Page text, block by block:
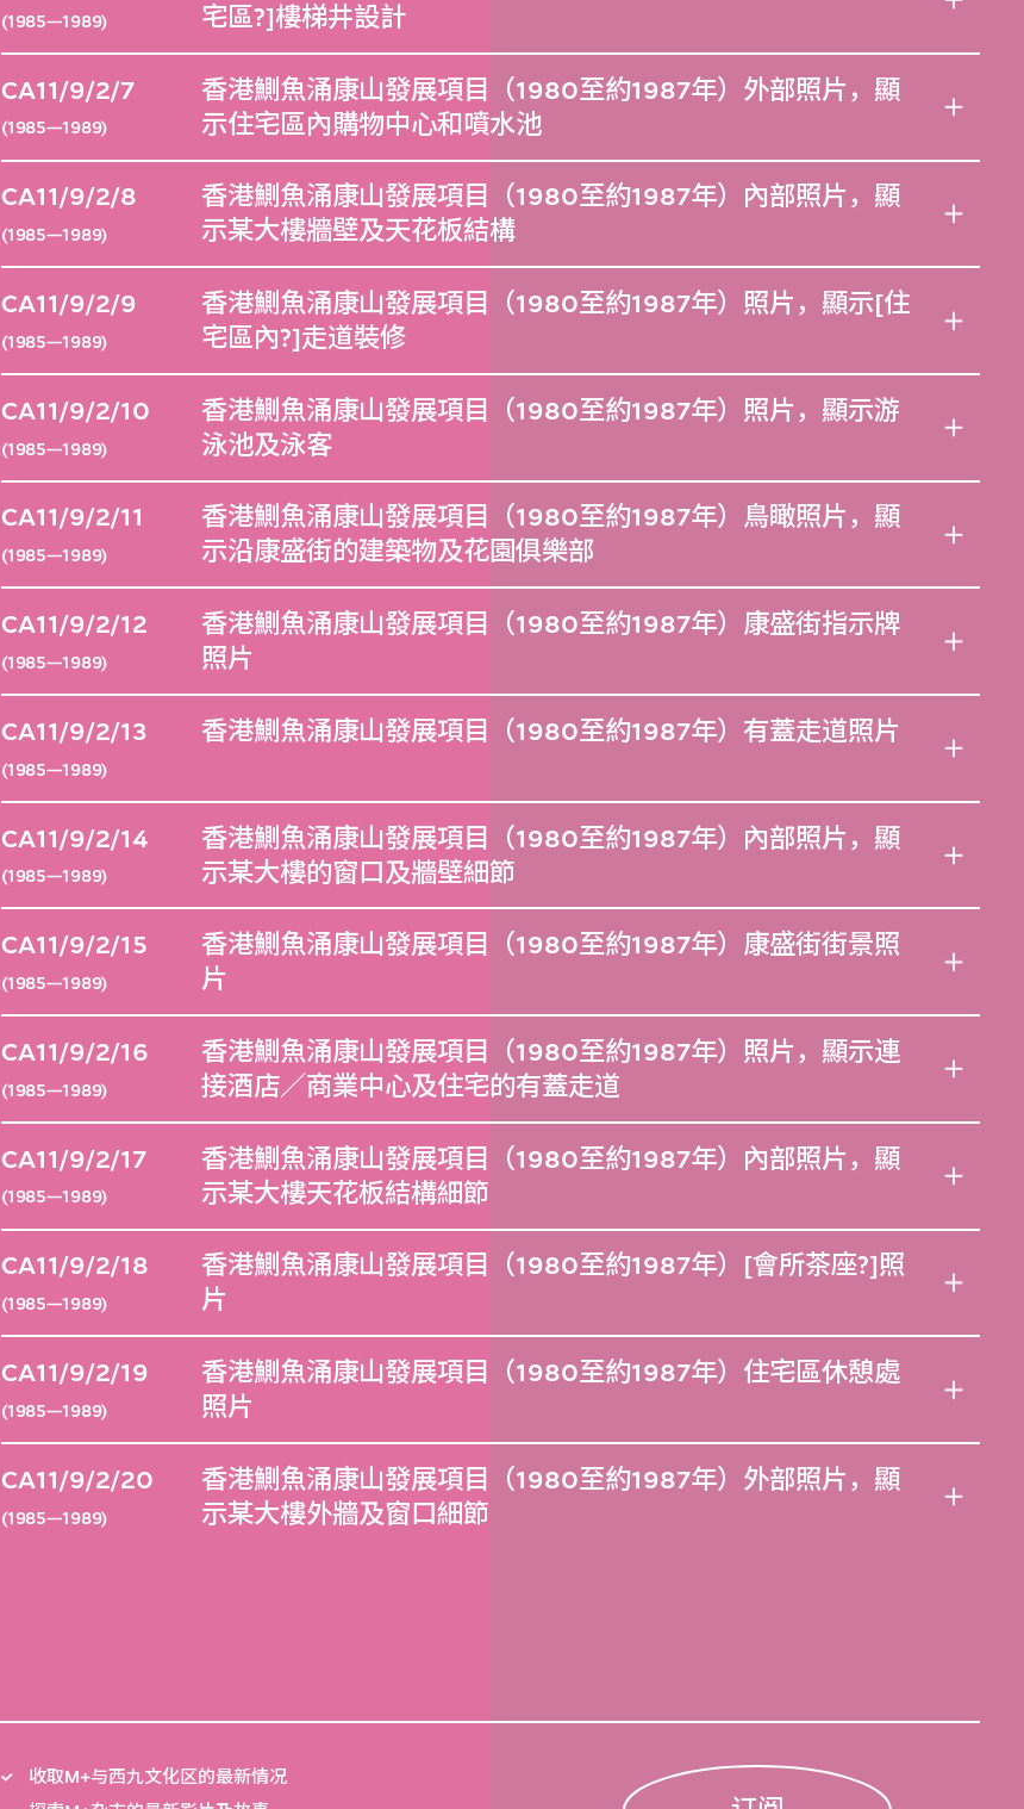
(1985—1989)
宅區?]樓梯井設計
CA11/9/2/7
(1985—1989)
香港鰂魚涌康山發展項目（1980至約1987年）外部照片，顯
示住宅區內購物中心和噴水池
CA11/9/2/8
(1985—1989)
香港鰂魚涌康山發展項目（1980至約1987年）內部照片，顯
示某大樓牆壁及天花板結構
CA11/9/2/9
(1985—1989)
香港鰂魚涌康山發展項目（1980至約1987年）照片，顯示[住
宅區內?]走道裝修
CA11/9/2/10
(1985—1989)
香港鰂魚涌康山發展項目（1980至約1987年）照片，顯示游
泳池及泳客
CA11/9/2/11
(1985—1989)
香港鰂魚涌康山發展項目（1980至約1987年）鳥瞰照片，顯
示沿康盛街的建築物及花園俱樂部
CA11/9/2/12
(1985—1989)
香港鰂魚涌康山發展項目（1980至約1987年）康盛街指示牌
照片
CA11/9/2/13
(1985—1989)
香港鰂魚涌康山發展項目（1980至約1987年）有蓋走道照片
CA11/9/2/14
(1985—1989)
香港鰂魚涌康山發展項目（1980至約1987年）內部照片，顯
示某大樓的窗口及牆壁細節
CA11/9/2/15
(1985—1989)
香港鰂魚涌康山發展項目（1980至約1987年）康盛街街景照
片
CA11/9/2/16
(1985—1989)
香港鰂魚涌康山發展項目（1980至約1987年）照片，顯示連
接酒店／商業中心及住宅的有蓋走道
CA11/9/2/17
(1985—1989)
香港鰂魚涌康山發展項目（1980至約1987年）內部照片，顯
示某大樓天花板結構細節
CA11/9/2/18
(1985—1989)
香港鰂魚涌康山發展項目（1980至約1987年）[會所茶座?]照
片
CA11/9/2/19
(1985—1989)
香港鰂魚涌康山發展項目（1980至約1987年）住宅區休憩處
照片
CA11/9/2/20
(1985—1989)
香港鰂魚涌康山發展項目（1980至約1987年）外部照片，顯
示某大樓外牆及窗口細節
收取M+与西九文化区的最新情况